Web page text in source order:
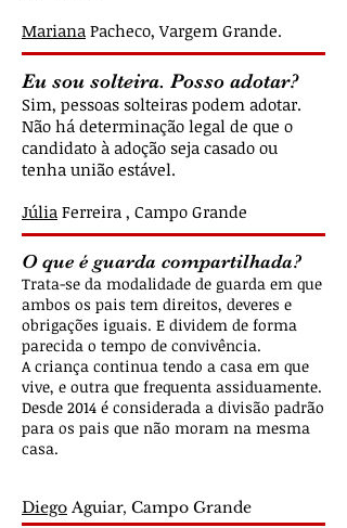
Mariana Pacheco, Vargem Grande.
Eu sou solteira. Posso adotar?
Sim, pessoas solteiras podem adotar.
Não há determinação legal de que o
candidato à adoção seja casado ou
tenha união estável.
Júlia Ferreira , Campo Grande
O que é guarda compartilhada?
Trata-se da modalidade de guarda em que
ambos os pais tem direitos, deveres e
obrigações iguais. E dividem de forma
parecida o tempo de convivência.
A criança continua tendo a casa em que
vive, e outra que frequenta assiduamente.
Desde 2014 é considerada a divisão padrão
para os pais que não moram na mesma
casa.
Diego Aguiar, Campo Grande